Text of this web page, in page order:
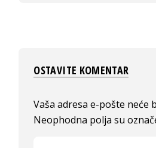
OSTAVITE KOMENTAR
Vaša adresa e-pošte neće
Neophodna polja su